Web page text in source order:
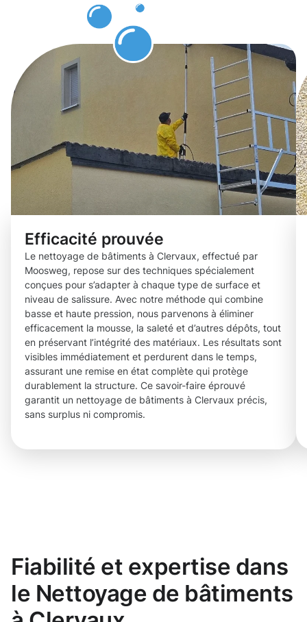
Efficacité prouvée
Le nettoyage de bâtiments à Clervaux, effectué par
Moosweg, repose sur des techniques spécialement
conçues pour s’adapter à chaque type de surface et
niveau de salissure. Avec notre méthode qui combine
basse et haute pression, nous parvenons à éliminer
efficacement la mousse, la saleté et d’autres dépôts, tout
en préservant l’intégrité des matériaux. Les résultats sont
visibles immédiatement et perdurent dans le temps,
assurant une remise en état complète qui protège
durablement la structure. Ce savoir-faire éprouvé
garantit un nettoyage de bâtiments à Clervaux précis,
sans surplus ni compromis.
Fiabilité et expertise dans
le Nettoyage de bâtiments